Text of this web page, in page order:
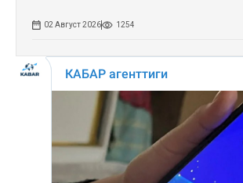
02 Август 2026 1254